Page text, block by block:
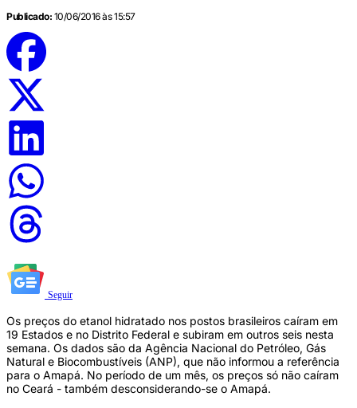
Publicado: 10/06/2016 às 15:57
Seguir
Os preços do etanol hidratado nos postos brasileiros caíram em
19 Estados e no Distrito Federal e subiram em outros seis nesta
semana. Os dados são da Agência Nacional do Petróleo, Gás
Natural e Biocombustíveis (ANP), que não informou a referência
para o Amapá. No período de um mês, os preços só não caíram
no Ceará - também desconsiderando-se o Amapá.